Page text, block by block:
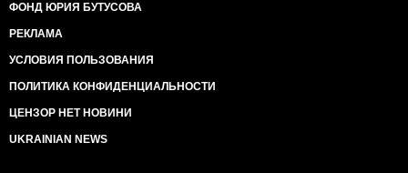
ФОНД ЮРИЯ БУТУСОВА
РЕКЛАМА
УСЛОВИЯ ПОЛЬЗОВАНИЯ
ПОЛИТИКА КОНФИДЕНЦИАЛЬНОСТИ
ЦЕНЗОР НЕТ НОВИНИ
UKRAINIAN NEWS